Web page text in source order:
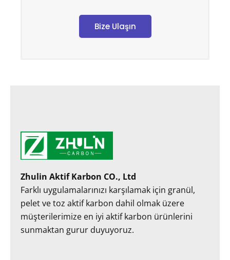
Bize Ulaşın
Zhulin Aktif Karbon CO., Ltd
Farklı uygulamalarınızı karşılamak için granül,
pelet ve toz aktif karbon dahil olmak üzere
müşterilerimize en iyi aktif karbon ürünlerini
sunmaktan gurur duyuyoruz.